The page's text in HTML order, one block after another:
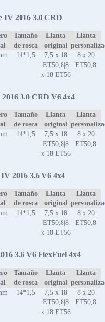
IV 2016 3.0 CRD
Tamaño
de rosca
Llanta
original
Llanta
14*1,5
7,5 x 18
ET50,8|8
x 18 ET56
8 x 20
ET50,8
3.0 CRD V6 4x4
Tamaño
de rosca
Llanta
original
Llanta
14*1,5
7,5 x 18
ET50,8|8
x 18 ET56
8 x 20
ET50,8
2016 3.6 V6 4x4
Tamaño
de rosca
Llanta
original
Llanta
14*1,5
7,5 x 18
ET50,8|8
x 18 ET56
8 x 20
ET50,8
3.6 V6 FlexFuel 4x4
Tamaño
de rosca
Llanta
original
Llanta
14*1,5
7,5 x 18
ET50,8|8
x 18 ET56
8 x 20
ET50,8